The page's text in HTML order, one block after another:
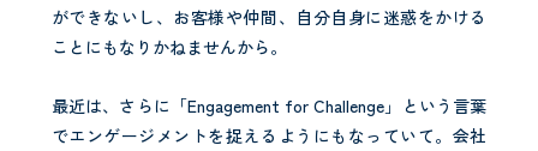
ができないし、お客様や仲間、自分自身に迷惑をかける
ことにもなりかねませんから。
最近は、さらに「Engagement for Challenge」という言葉
でエンゲージメントを捉えるようにもなっていて。会社